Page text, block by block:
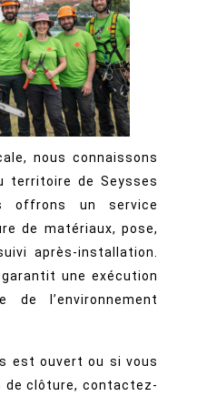
nous connaissons
territoire de Seysses
offrons un service
de matériaux, pose,
après-installation.
une exécution
de l’environnement
est ouvert ou si vous
de clôture, contactez-